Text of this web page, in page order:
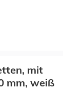
mit
mm, weiß